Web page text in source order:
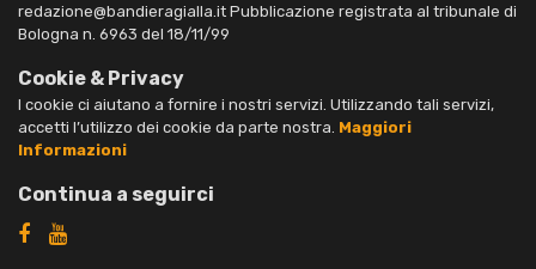
redazione@bandieragialla.it Pubblicazione registrata al tribunale di
Bologna n. 6963 del 18/11/99
Cookie & Privacy
I cookie ci aiutano a fornire i nostri servizi. Utilizzando tali servizi,
accetti l’utilizzo dei cookie da parte nostra. Maggiori
Informazioni
Continua a seguirci